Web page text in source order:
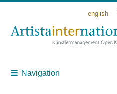
english
Navigation